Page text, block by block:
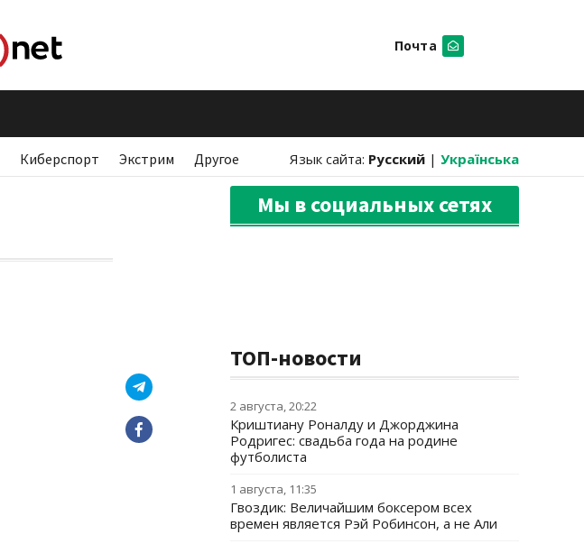
Почта
Киберспорт Экстрим Другое Язык сайта: Русский | Українська
Мы в социальных сетях
ТОП-новости
2 августа, 20:22
Криштиану Роналду и Джорджина
Родригес: свадьба года на родине
футболиста
1 августа, 11:35
Гвоздик: Величайшим боксером всех
времен является Рэй Робинсон, а не Али